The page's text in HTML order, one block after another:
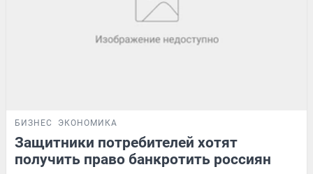
БИЗНЕС ЭКОНОМИКА
Защитники потребителей хотят
получить право банкротить россиян